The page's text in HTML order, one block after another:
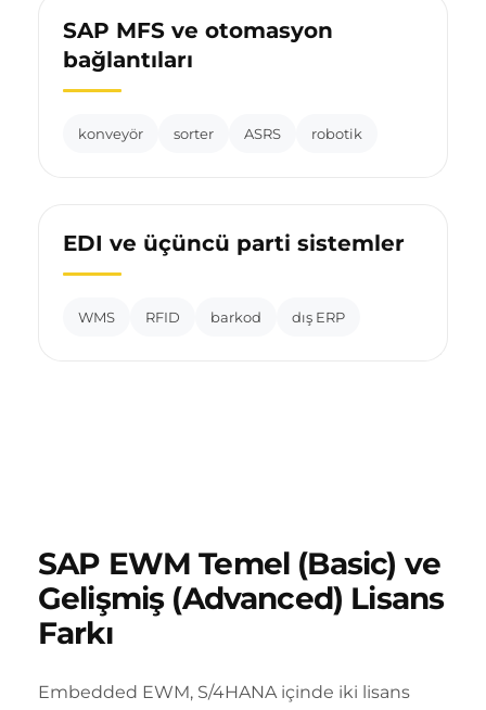
SAP MFS ve otomasyon
bağlantıları
konveyör sorter ASRS robotik
EDI ve üçüncü parti sistemler
WMS RFID barkod dış ERP
SAP EWM Temel (Basic) ve
Gelişmiş (Advanced) Lisans
Farkı
Embedded EWM, S/4HANA içinde iki lisans